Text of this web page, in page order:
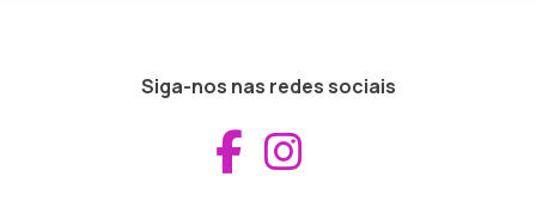
Siga-nos nas redes sociais
Aceder ao